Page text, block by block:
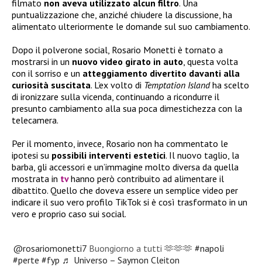
filmato non aveva utilizzato alcun filtro. Una
puntualizzazione che, anziché chiudere la discussione, ha
alimentato ulteriormente le domande sul suo cambiamento.
Dopo il polverone social, Rosario Monetti è tornato a
mostrarsi in un nuovo video girato in auto, questa volta
con il sorriso e un atteggiamento divertito davanti alla
curiosità suscitata. L’ex volto di Temptation Islandha scelto
di ironizzare sulla vicenda, continuando a ricondurre il
presunto cambiamento alla sua poca dimestichezza con la
telecamera.
Per il momento, invece, Rosario non ha commentato le
ipotesi su possibili interventi estetici. Il nuovo taglio, la
barba, gli accessori e un’immagine molto diversa da quella
mostrata in tvhanno però contribuito ad alimentare il
dibattito. Quello che doveva essere un semplice video per
indicare il suo vero profilo TikTok si è così trasformato in un
vero e proprio caso sui social.
@rosariomonetti7 Buongiorno a tutti 🫶🫶🫶#napoli
#perte #fyp ♬ Universo – Saymon Cleiton